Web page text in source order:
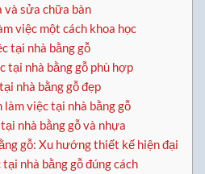
sửa chữa bàn
việc một cách khoa học
tại nhà bằng gỗ
tại nhà bằng gỗ phù hợp
nhà bằng gỗ đẹp
việc tại nhà bằng gỗ
nhà bằng gỗ và nhựa
gỗ: Xu hướng thiết kế hiện đại
nhà bằng gỗ đúng cách